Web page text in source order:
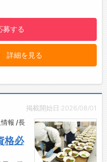
がとう」の言葉や感謝の
口頭で直接伝わり、やり
きます。
るのが嬉しい！」そんな
です。
、閑静な別荘地に隣接す
設です。
めています。
、地元のリピーターも多
価をいただいています。
募する
詳細を見る
掲載開始日:2026/08/01
報 /長
格必